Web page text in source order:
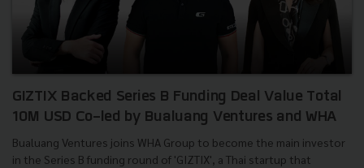
GIZTIX Backed Series B Funding Deal Value Total
10M USD Co-led by Bualuang Ventures and WHA
Bualuang Ventures joins WHA Group to become the main investor
in the Series B funding round of 'GIZTIX', a Thai startup that